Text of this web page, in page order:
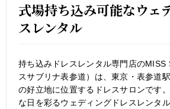
式場持ち込み可能なウェ
スレンタル
持ち込みドレスレンタル専門店のMISS
スサブリナ表参道）は、東京・表参道
の好立地に位置するドレスサロンです
な日を彩るウェディングドレスレンタ